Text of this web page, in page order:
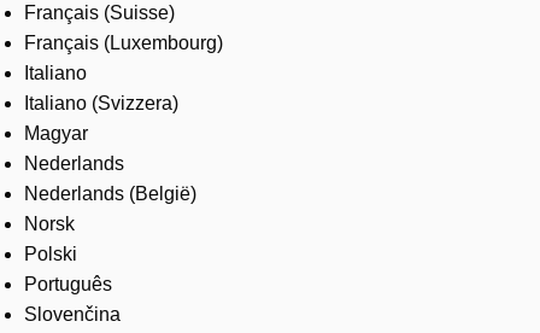
Français (Suisse)
Français (Luxembourg)
Italiano
Italiano (Svizzera)
Magyar
Nederlands
Nederlands (België)
Norsk
Polski
Português
Slovenčina